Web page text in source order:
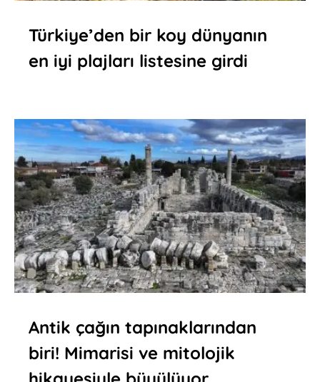
Türkiye’den bir koy dünyanın
en iyi plajları listesine girdi
Antik çağın tapınaklarından
biri! Mimarisi ve mitolojik